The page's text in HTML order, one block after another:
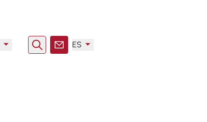
Buscar enContacto
ES